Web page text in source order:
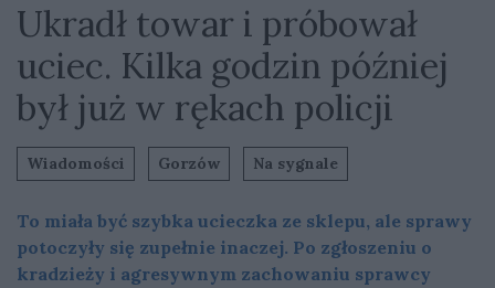
Ukradł towar i próbował
uciec. Kilka godzin później
był już w rękach policji
Wiadomości Gorzów Na sygnale
To miała być szybka ucieczka ze sklepu, ale sprawy
potoczyły się zupełnie inaczej. Po zgłoszeniu o
kradzieży i agresywnym zachowaniu sprawcy